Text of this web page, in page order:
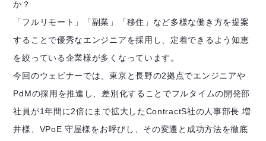
か？
「フルリモート」「副業」「移住」など多様な働き方を提案
することで優秀なエンジニアを採用し、定着できるよう知恵
を絞っている企業様が多くなっています。
今回のウェビナーでは、東京と長野の2拠点でエンジニアや
PdMの採用を推進し、差別化することでフルタイムの開発部
社員が1年間に2倍にまで拡大したContractS社の人事部長 増
井様、VPoE 守屋様をお呼びし、その変遷と成功方法を徹底